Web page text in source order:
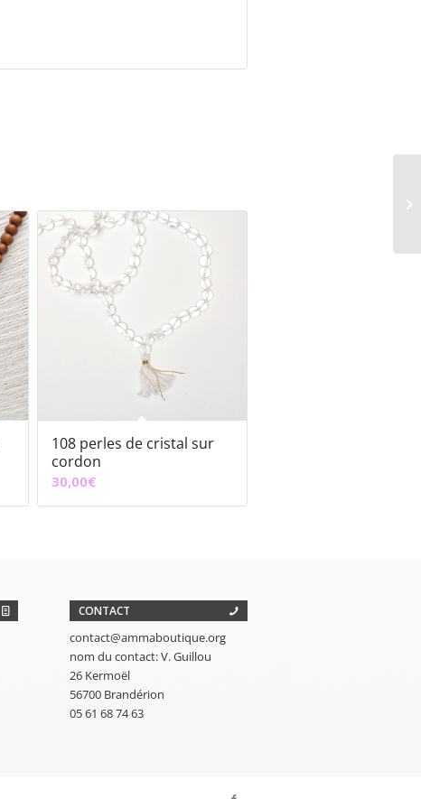
108 perles de cristal sur
cordon
30,00€
CONTACT
contact@ammaboutique.org
nom du contact: V. Guillou
26 Kermoël
56700 Brandérion
05 61 68 74 63